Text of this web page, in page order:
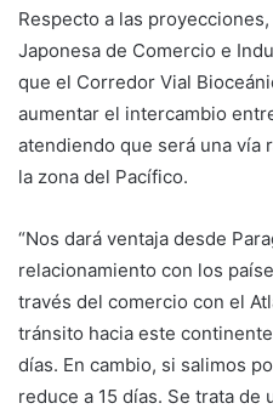
Respecto a las
Japonesa de Comercio e
que el Corredor Vial
aumentar el intercambio
atendiendo que será una vía
la zona del Pacífico.
“Nos dará ventaja desde
relacionamiento con los
través del comercio con el
tránsito hacia este
días. En cambio, si salimos
reduce a 15 días. Se trata de